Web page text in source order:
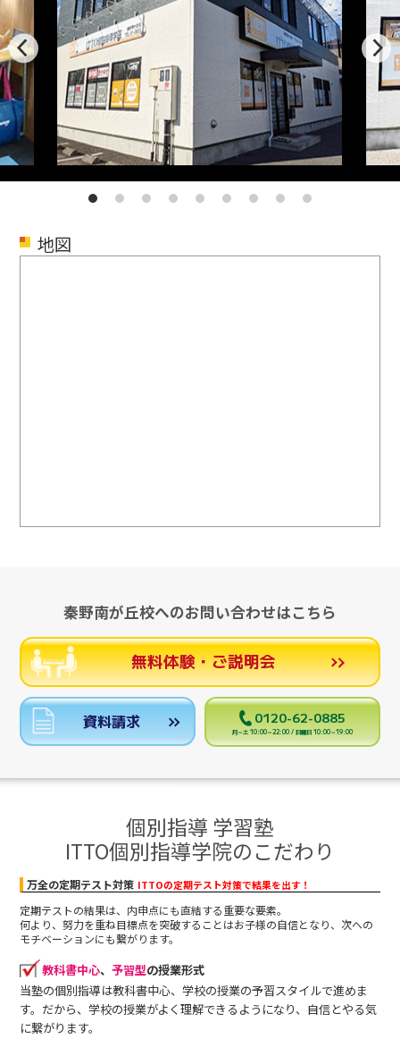
地図
秦野南が丘校へのお問い合わせはこちら
無料体験・ご説明会
資料請求 0120-62-0885
月～土 10:00～22:00 / 日曜日 10:00～19:00
個別指導 学習塾
ITTO個別指導学院のこだわり
万全の定期テスト対策 ITTOの定期テスト対策で結果を出す！
定期テストの結果は、内申点にも直結する重要な要素。
何より、努力を重ね目標点を突破することはお子様の自信となり、次への
モチベーションにも繋がります。
教科書中心、 予習型の授業形式
当塾の個別指導は教科書中心、学校の授業の予習スタイルで進めま
す。だから、学校の授業がよく理解できるようになり、自信とやる気
に繋がります。